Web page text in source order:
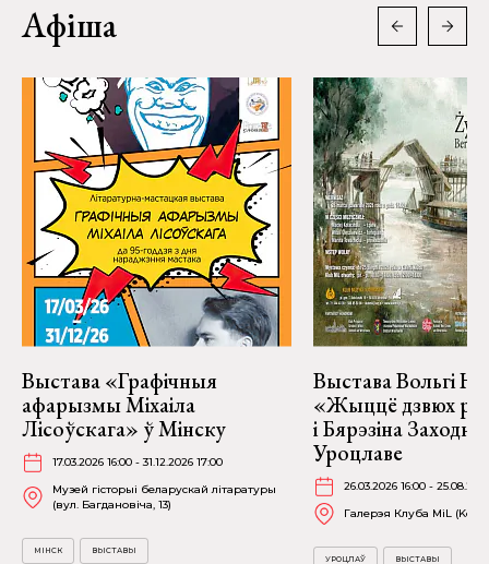
Афіша
Выстава «Графічныя
афарызмы Міхаіла
Лісоўскага» ў Мінску
17.03.2026 16:00 - 31.12.2026 17:00
Музей гісторыі беларускай літаратуры
(вул. Багдановіча, 13)
МІНСК ВЫСТАВЫ
Выстава Вольгі
«Жыццё дзвюх
і Бярэзіна
Уроцлаве
26.03.2026 16:00 -
Галерэя Клуба MiL
УРОЦЛАЎ ВЫСТАВЫ